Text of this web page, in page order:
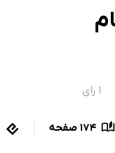
۱ رای
174 صفحه